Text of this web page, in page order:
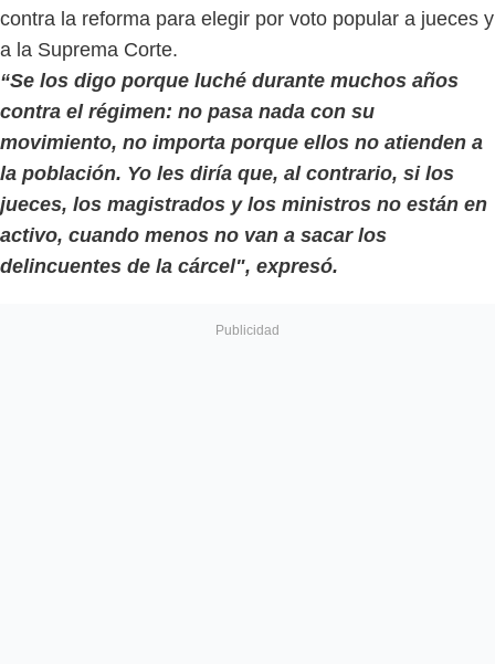
contra la reforma para elegir por voto popular a jueces y
a la Suprema Corte.
“Se los digo porque luché durante muchos años
contra el régimen: no pasa nada con su
movimiento, no importa porque ellos no atienden a
la población. Yo les diría que, al contrario, si los
jueces, los magistrados y los ministros no están en
activo, cuando menos no van a sacar los
delincuentes de la cárcel", expresó.